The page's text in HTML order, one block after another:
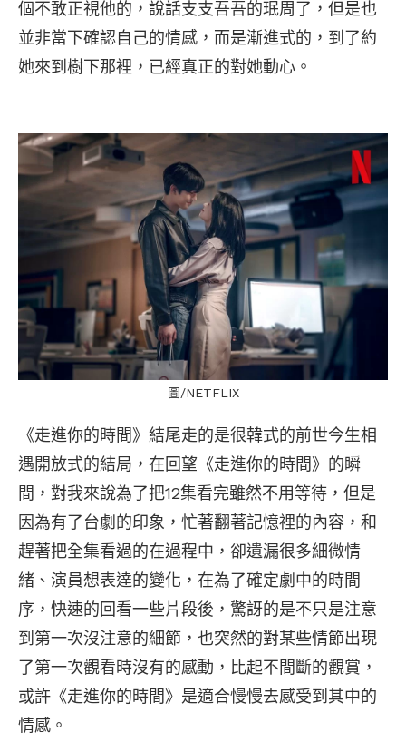
個不敢正視他的，說話支支吾吾的珉周了，但是也
並非當下確認自己的情感，而是漸進式的，到了約
她來到樹下那裡，已經真正的對她動心。
圖/NETFLIX
《走進你的時間》結尾走的是很韓式的前世今生相
遇開放式的結局，在回望《走進你的時間》的瞬
間，對我來說為了把12集看完雖然不用等待，但是
因為有了台劇的印象，忙著翻著記憶裡的內容，和
趕著把全集看過的在過程中，卻遺漏很多細微情
緒、演員想表達的變化，在為了確定劇中的時間
序，快速的回看一些片段後，驚訝的是不只是注意
到第一次沒注意的細節，也突然的對某些情節出現
了第一次觀看時沒有的感動，比起不間斷的觀賞，
或許《走進你的時間》是適合慢慢去感受到其中的
情感。